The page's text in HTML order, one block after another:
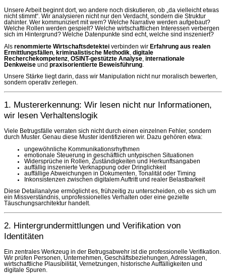
Unsere Arbeit beginnt dort, wo andere noch diskutieren, ob „da vielleicht etwas
nicht stimmt“. Wir analysieren nicht nur den Verdacht, sondern die Struktur
dahinter. Wer kommuniziert mit wem? Welche Narrative werden aufgebaut?
Welche Rollen werden gespielt? Welche wirtschaftlichen Interessen verbergen
sich im Hintergrund? Welche Datenpunkte sind echt, welche sind inszeniert?
Als renommierte Wirtschaftsdetektei verbinden wir Erfahrung aus realen
Ermittlungsfällen
kriminalistische Methodik digitale
Recherchekompetenz OSINT-gestützte Analyse internationale
Denkweise und praxisorientierte Beweisführung
Unsere Stärke liegt darin, dass wir Manipulation nicht nur moralisch bewerten,
sondern operativ zerlegen.
1. Mustererkennung: Wir lesen nicht nur Informationen,
wir lesen Verhaltenslogik
Viele Betrugsfälle verraten sich nicht durch einen einzelnen Fehler, sondern
durch Muster. Genau diese Muster identifizieren wir. Dazu gehören etwa:
ungewöhnliche Kommunikationsrhythmen
emotionale Steuerung in geschäftlich untypischen Situationen
Widersprüche in Rollen, Zuständigkeiten und Herkunftsangaben
auffällig inszenierte Verknappung oder Dringlichkeit
auffällige Abweichungen in Dokumenten, Tonalität oder Timing
Inkonsistenzen zwischen digitalem Auftritt und realer Belastbarkeit
Diese Detailanalyse ermöglicht es, frühzeitig zu unterscheiden, ob es sich um
ein Missverständnis, unprofessionelles Verhalten oder eine gezielte
Täuschungsarchitektur handelt.
2. Hintergrundermittlungen und Verifikation von
Identitäten
Ein zentrales Werkzeug in der Betrugsabwehr ist die professionelle Verifikation.
Wir prüfen Personen, Unternehmen, Geschäftsbeziehungen, Adresslagen,
wirtschaftliche Plausibilität, Vernetzungen, historische Auffälligkeiten und
digitale Spuren.